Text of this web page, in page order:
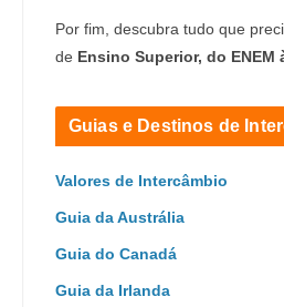
Por fim, descubra tudo que
de Ensino Superior, do ENEM
Guias e Destinos de
Valores de Intercâmbio
Guia da Austrália
Guia do Canadá
Guia da Irlanda